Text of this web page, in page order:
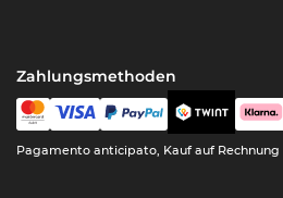
Zahlungsmethoden
Pagamento anticipato, Kauf auf Rechnung